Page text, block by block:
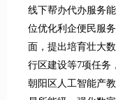
线下帮办代办服务
位优化利企便民服
面，提出培育壮大
行区建设等7项任务
朝阳区人工智能产